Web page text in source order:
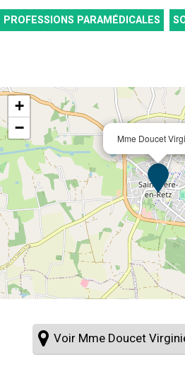
PROFESSIONS PARAMÉDICALES
Mme Doucet
+
−
Voir Mme Doucet